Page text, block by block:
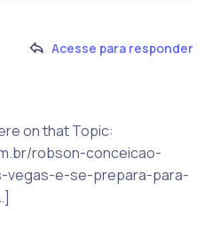
Acesse para responder
on that Topic:
robson-conceicao-
vegas-e-se-prepara-para-